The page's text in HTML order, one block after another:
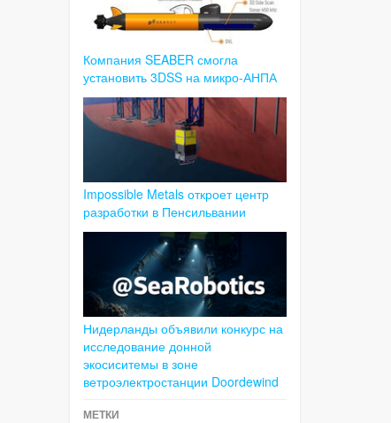
Компания SEABER смогла
установить 3DSS на микро-АНПА
Impossible Metals откроет центр
разработки в Пенсильвании
Нидерланды объявили конкурс на
исследование донной
экосиситемы в зоне
ветроэлектростанции Doordewind
МЕТКИ